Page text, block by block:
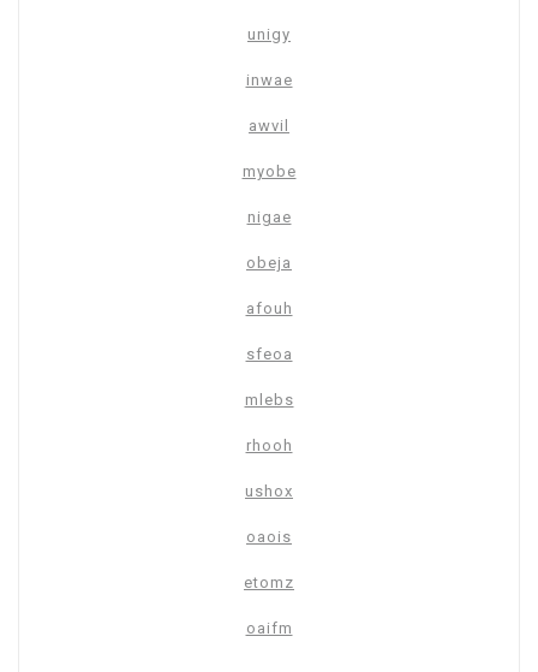
unigy
inwae
awvil
myobe
nigae
obeja
afouh
sfeoa
mlebs
rhooh
ushox
oaois
etomz
oaifm